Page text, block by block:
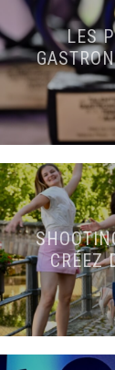
LES
CRÉEZ